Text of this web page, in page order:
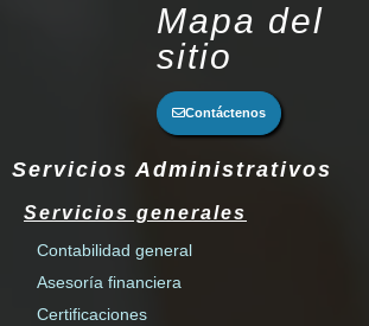
Mapa del
sitio
Contáctenos
Servicios Administrativos
Servicios generales
Contabilidad general
Asesoría financiera
Certificaciones